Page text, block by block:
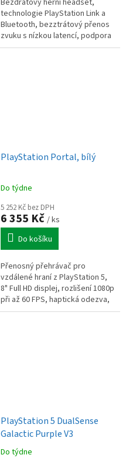
technologie PlayStation Link a
Bluetooth, bezztrátový přenos
zvuku s nízkou latencí, podpora
3D zvuku pro PS5, výsuvný
PlayStation Portal, bílý
Do týdne
5 252 Kč bez DPH
6 355 Kč / ks
Do košíku
Přenosný přehrávač pro
vzdálené hraní z PlayStation 5,
8" Full HD displej, rozlišení 1080p
při až 60 FPS, haptická odezva,
adaptivní spouště, Remote
PlayStation 5 DualSense
Galactic Purple V3
Do týdne